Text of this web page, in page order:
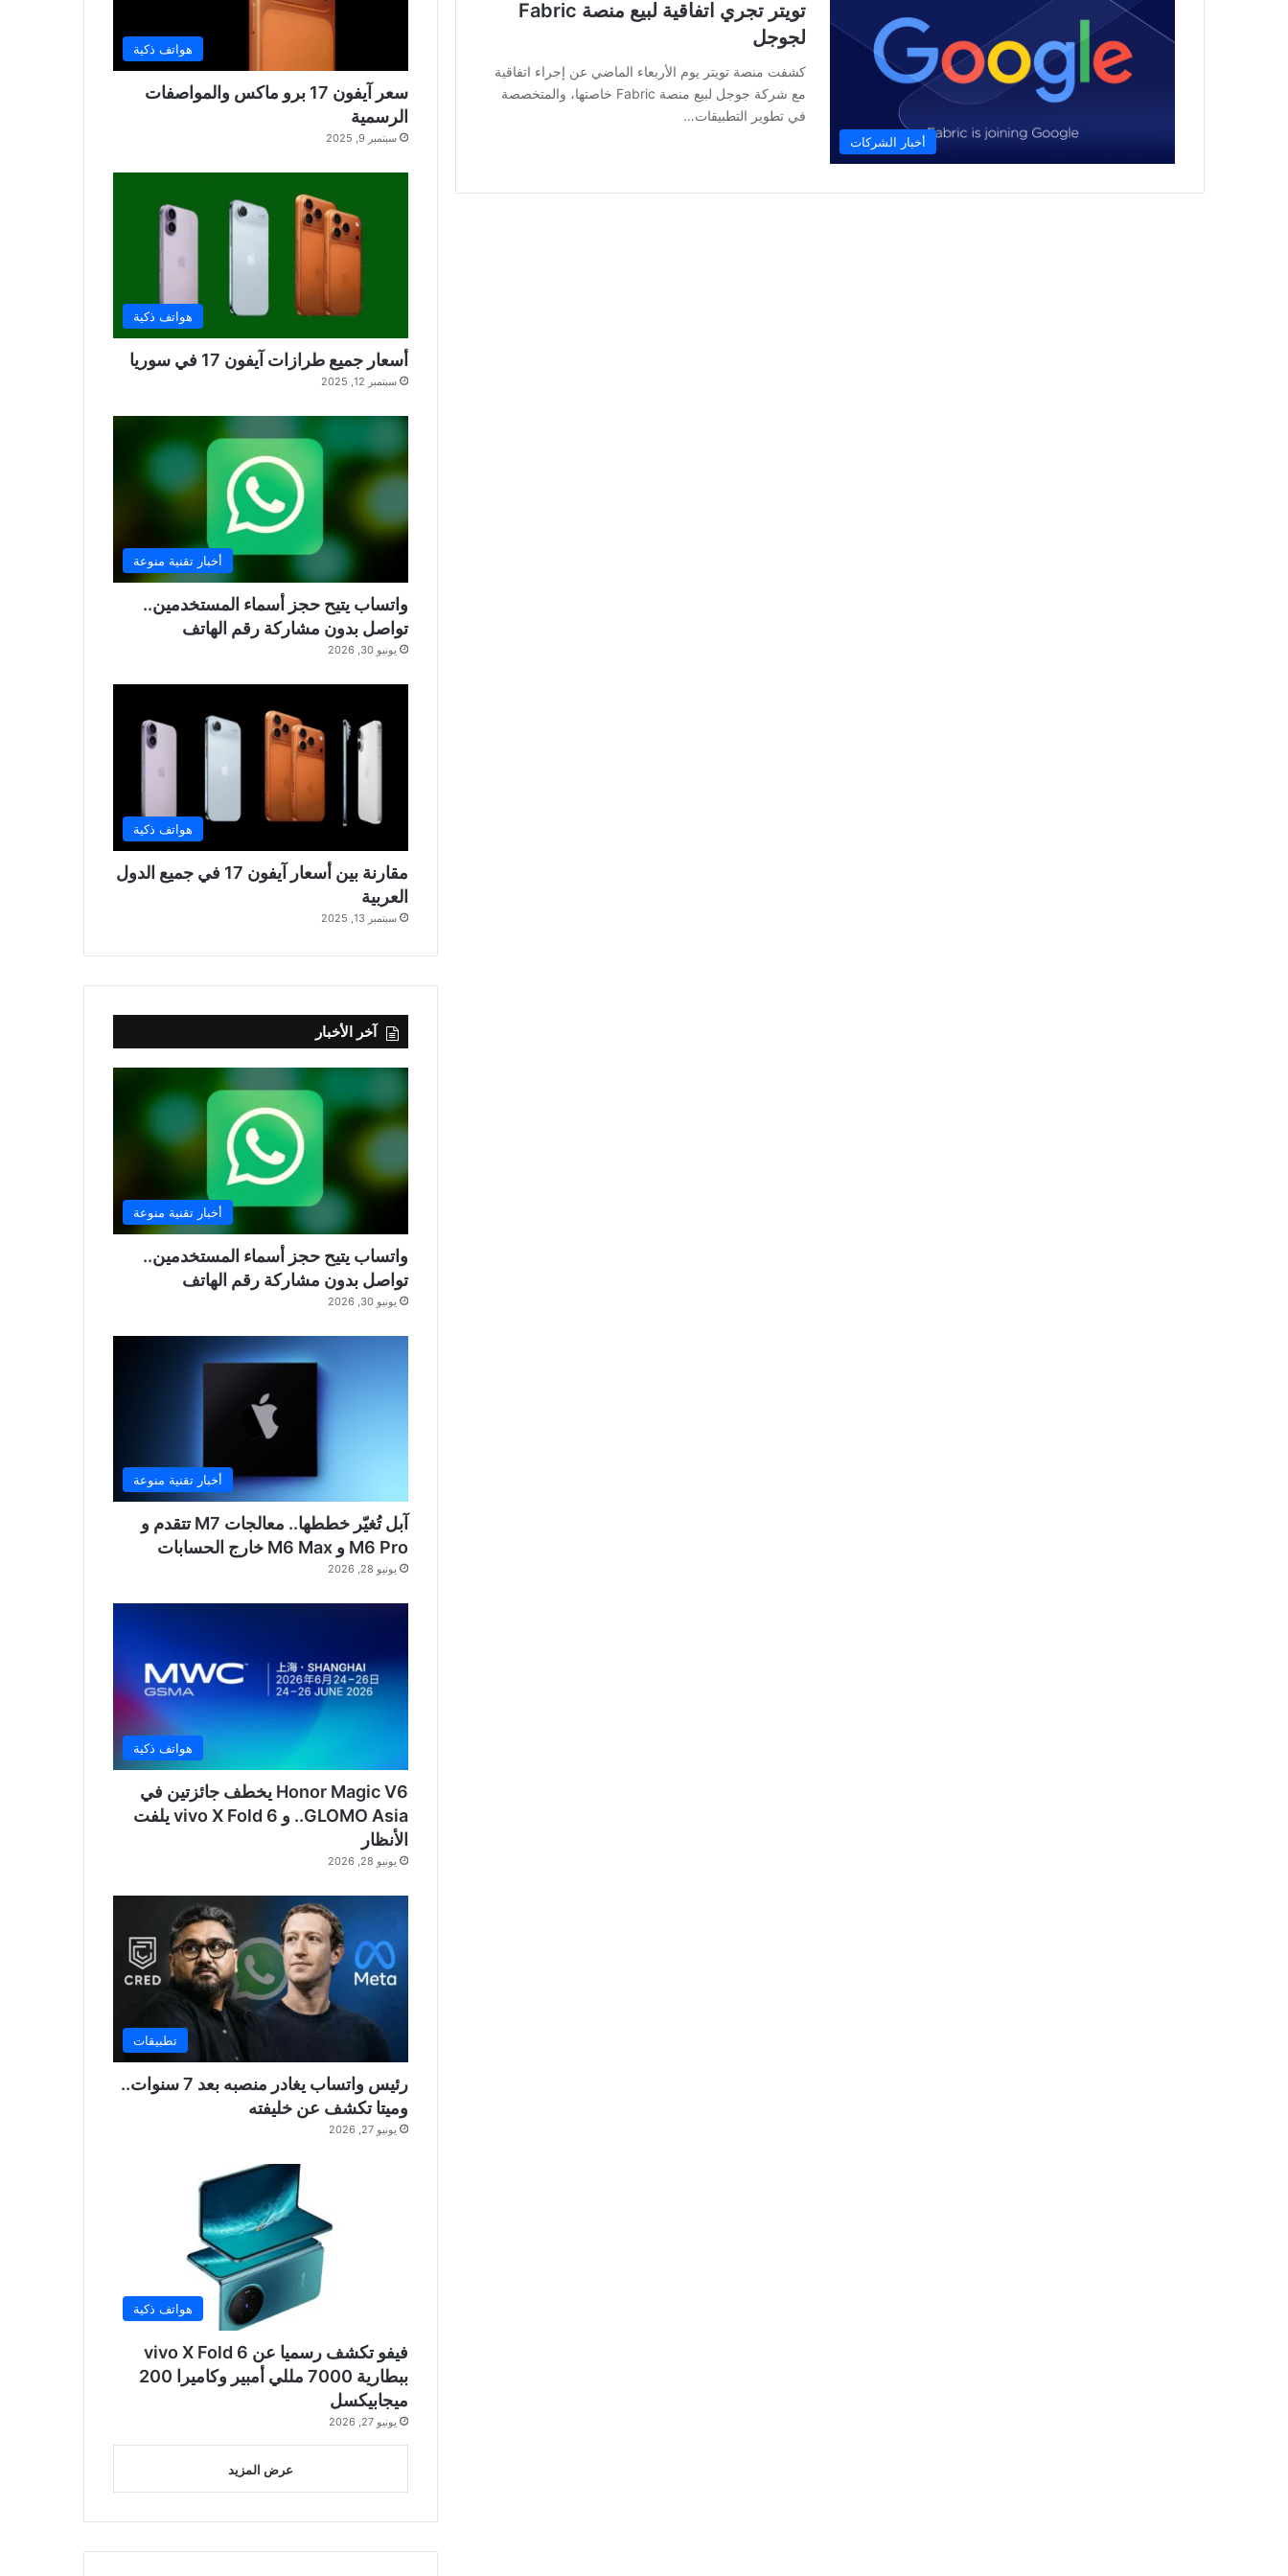
أخبار الشركات
تويتر تجري اتفاقية لبيع منصة Fabric
لجوجل
كشفت منصة تويتر يوم الأربعاء الماضي عن إجراء اتفاقية
مع شركة جوجل لبيع منصة Fabric خاصتها، والمتخصصة
في تطوير التطبيقات…
هواتف ذكية
سعر آيفون 17 برو ماكس والمواصفات
الرسمية
سبتمبر 9, 2025
هواتف ذكية
أسعار جميع طرازات آيفون 17 في سوريا
سبتمبر 12, 2025
أخبار تقنية منوعة
واتساب يتيح حجز أسماء المستخدمين..
تواصل بدون مشاركة رقم الهاتف
يونيو 30, 2026
هواتف ذكية
مقارنة بين أسعار آيفون 17 في جميع الدول
العربية
سبتمبر 13, 2025
آخر الأخبار
أخبار تقنية منوعة
واتساب يتيح حجز أسماء المستخدمين..
تواصل بدون مشاركة رقم الهاتف
يونيو 30, 2026
أخبار تقنية منوعة
آبل تُغيّر خططها.. معالجات M7 تتقدم و
M6 Pro و M6 Max خارج الحسابات
يونيو 28, 2026
هواتف ذكية
Honor Magic V6 يخطف جائزتين في
GLOMO Asia.. و vivo X Fold 6 يلفت
الأنظار
يونيو 28, 2026
تطبيقات
رئيس واتساب يغادر منصبه بعد 7 سنوات..
وميتا تكشف عن خليفته
يونيو 27, 2026
هواتف ذكية
فيفو تكشف رسميا عن vivo X Fold 6
ببطارية 7000 مللي أمبير وكاميرا 200
ميجابيكسل
يونيو 27, 2026
عرض المزيد